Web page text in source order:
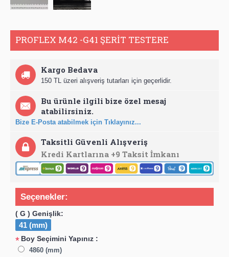
PROFLEX M42 -G41 ŞERİT TESTERE
Kargo Bedava
150 TL üzeri alışveriş tutarları için geçerlidir.
Bu ürünle ilgili bize özel mesaj
atabilirsiniz.
Bize E-Posta atabilmek için Tıklayınız...
Taksitli Güvenli Alışveriş
Kredi Kartlarına +9 Taksit İmkanı
Seçenekler:
( G ) Genişlik:
41 (mm)
* Boy Seçimini Yapınız :
4860 (mm)